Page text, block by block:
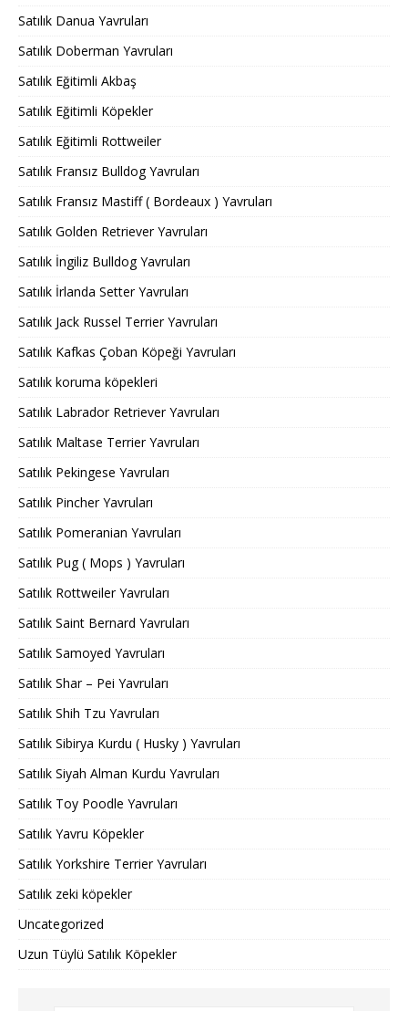
Satılık Danua Yavruları
Satılık Doberman Yavruları
Satılık Eğitimli Akbaş
Satılık Eğitimli Köpekler
Satılık Eğitimli Rottweiler
Satılık Fransız Bulldog Yavruları
Satılık Fransız Mastiff ( Bordeaux ) Yavruları
Satılık Golden Retriever Yavruları
Satılık İngiliz Bulldog Yavruları
Satılık İrlanda Setter Yavruları
Satılık Jack Russel Terrier Yavruları
Satılık Kafkas Çoban Köpeği Yavruları
Satılık koruma köpekleri
Satılık Labrador Retriever Yavruları
Satılık Maltase Terrier Yavruları
Satılık Pekingese Yavruları
Satılık Pincher Yavruları
Satılık Pomeranian Yavruları
Satılık Pug ( Mops ) Yavruları
Satılık Rottweiler Yavruları
Satılık Saint Bernard Yavruları
Satılık Samoyed Yavruları
Satılık Shar – Pei Yavruları
Satılık Shih Tzu Yavruları
Satılık Sibirya Kurdu ( Husky ) Yavruları
Satılık Siyah Alman Kurdu Yavruları
Satılık Toy Poodle Yavruları
Satılık Yavru Köpekler
Satılık Yorkshire Terrier Yavruları
Satılık zeki köpekler
Uncategorized
Uzun Tüylü Satılık Köpekler